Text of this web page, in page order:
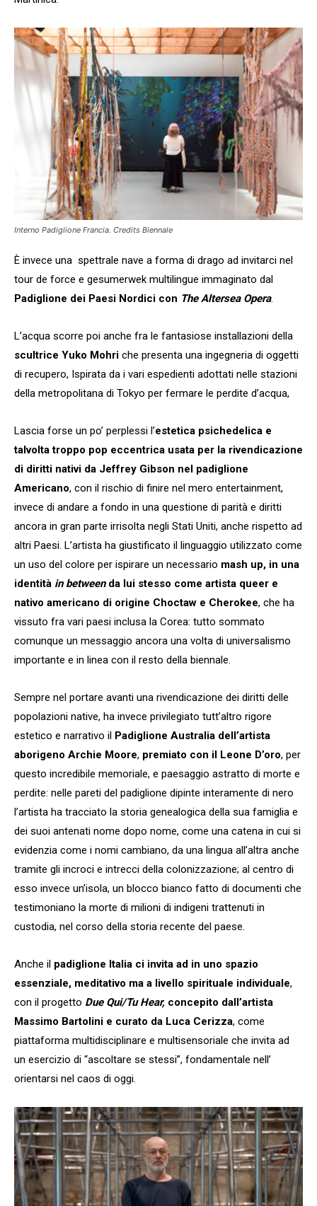
Interno Padiglione Francia. Credits Biennale
È invece una spettrale nave a forma di drago ad invitarci nel
tour de force e gesumerwek multilingue immaginato dal
Padiglione dei Paesi Nordici con The Altersea Opera.
L’acqua scorre poi anche fra le fantasiose installazioni della
scultrice Yuko Mohri che presenta una ingegneria di oggetti
di recupero, Ispirata da i vari espedienti adottati nelle stazioni
della metropolitana di Tokyo per fermare le perdite d’acqua,
Lascia forse un po’ perplessi l’estetica psichedelica e
talvolta troppo pop eccentrica usata per la rivendicazione
di diritti nativi da Jeffrey Gibson nel padiglione
Americano, con il rischio di finire nel mero entertainment,
invece di andare a fondo in una questione di parità e diritti
ancora in gran parte irrisolta negli Stati Uniti, anche rispetto ad
altri Paesi. L’artista ha giustificato il linguaggio utilizzato come
un uso del colore per ispirare un necessario mash up, in una
identità in betweenda lui stesso come artista queer e
nativo americano di origine Choctaw e Cherokee, che ha
vissuto fra vari paesi inclusa la Corea: tutto sommato
comunque un messaggio ancora una volta di universalismo
importante e in linea con il resto della biennale.
Sempre nel portare avanti una rivendicazione dei diritti delle
popolazioni native, ha invece privilegiato tutt’altro rigore
estetico e narrativo il Padiglione Australia dell’artista
aborigeno Archie Moore, premiato con il Leone D’oro, per
questo incredibile memoriale, e paesaggio astratto di morte e
perdite: nelle pareti del padiglione dipinte interamente di nero
l’artista ha tracciato la storia genealogica della sua famiglia e
dei suoi antenati nome dopo nome, come una catena in cui si
evidenzia come i nomi cambiano, da una lingua all’altra anche
tramite gli incroci e intrecci della colonizzazione; al centro di
esso invece un’isola, un blocco bianco fatto di documenti che
testimoniano la morte di milioni di indigeni trattenuti in
custodia, nel corso della storia recente del paese.
Anche il padiglione Italia ci invita ad in uno spazio
essenziale, meditativo ma a livello spirituale individuale,
con il progetto Due Qui/Tu Hear, concepito dall’artista
Massimo Bartolini e curato da Luca Cerizza, come
piattaforma multidisciplinare e multisensoriale che invita ad
un esercizio di “ascoltare se stessi”, fondamentale nell’
orientarsi nel caos di oggi.